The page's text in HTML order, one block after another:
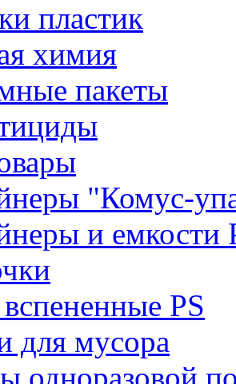
пластик
химия
пакеты
"Комус-
и емкости
PS
для мусора